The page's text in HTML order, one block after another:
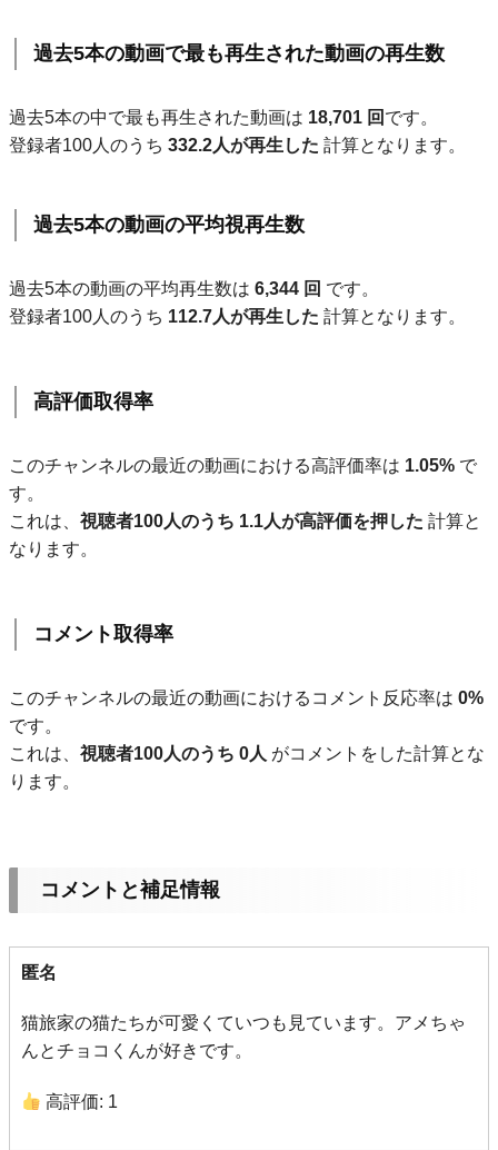
過去5本の動画で最も再生された動画の再生数
過去5本の中で最も再生された動画は 18,701 回 です。
登録者100人のうち 332.2人が再生した 計算となります。
過去5本の動画の平均視再生数
過去5本の動画の平均再生数は 6,344 回 です。
登録者100人のうち 112.7人が再生した 計算となります。
高評価取得率
このチャンネルの最近の動画における高評価率は 1.05% で
す。
これは、 視聴者100人のうち 1.1人が高評価を押した 計算と
なります。
コメント取得率
このチャンネルの最近の動画におけるコメント反応率は 0%
です。
これは、 視聴者100人のうち 0人 がコメントをした計算とな
ります。
コメントと補足情報
匿名
猫旅家の猫たちが可愛くていつも見ています。アメちゃ
んとチョコくんが好きです。
高評価: 1